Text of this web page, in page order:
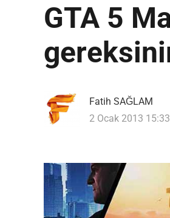
GTA 5
Fatih SAĞLAM
2 Ocak 2013 15:33